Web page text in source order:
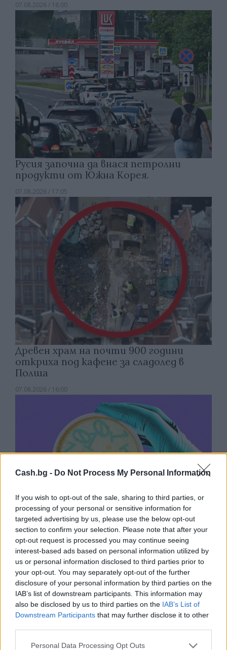
Cash.bg - Do Not Process My Personal Information
If you wish to opt-out of the sale, sharing to third parties, or
processing of your personal or sensitive information for
targeted advertising by us, please use the below opt-out
section to confirm your selection. Please note that after your
opt-out request is processed you may continue seeing
interest-based ads based on personal information utilized by
us or personal information disclosed to third parties prior to
your opt-out. You may separately opt-out of the further
disclosure of your personal information by third parties on the
IAB’s list of downstream participants. This information may
also be disclosed by us to third parties on the IAB’s List of
Downstream Participants that may further disclose it to other
Personal Data Processing Opt Outs
07.08.2026 / 18:00
Русия започна да внася петролни
продукти от Южна Корея.
07.08.2026 / 17:05
Древен храм на почти 900 години
откриха под кафене за сладолед в
Полша
07.08.2026 / 16:00
Изкуствен интелект за първи път
създаде нови жизнеспособни вируси
07.08.2026 / 15:30